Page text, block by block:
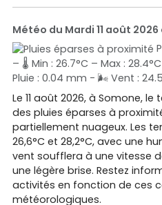
Météo du Mardi 11 août
– 🌡️ Min : 26.7°C – Max :
Pluie : 0.04 mm - 🌬️ Vent :
Le 11 août 2026, à Somone,
des pluies éparses à
partiellement nuageux. Les
26,6°C et 28,2°C, avec une
vent soufflera à une vitesse
une légère brise. Restez
activités en fonction de ces
météorologiques.